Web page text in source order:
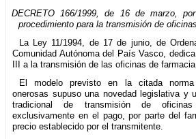
DECRETO 166/1999, de 16 de marzo,
procedimiento para la transmisión de
La Ley 11/1994, de 17 de junio, de
Comunidad Autónoma del País Vasco,
III a la transmisión de las oficinas de
El modelo previsto en la citada
onerosas supuso una novedad legislativa y
tradicional de transmisión de
exclusivamente en el pago, por parte del
precio establecido por el transmitente.